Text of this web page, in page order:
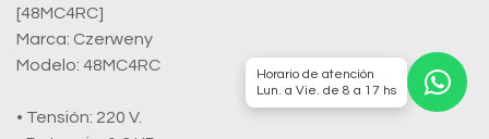
[48MC4RC]
Marca: Czerweny
Modelo: 48MC4RC
• Tensión: 220 V.
Horario de atención
Lun. a Vie. de 8 a 17 hs